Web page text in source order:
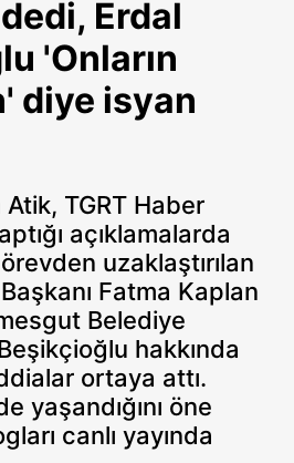
Erdal
'Onların
diye isyan
TGRT Haber
açıklamalarda
uzaklaştırılan
Fatma Kaplan
Belediye
hakkında
ortaya attı.
yaşandığını öne
canlı yayında